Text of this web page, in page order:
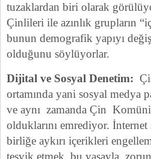
tuzaklardan biri olarak
Çinlileri ile azınlık grupların
bunun demografik yapıyı
olduğunu söylüyorlar.
Dijital ve Sosyal Denetim:
ortamında yani sosyal medya
ve aynı zamanda Çin
olduklarını emrediyor. İnternet
birliğe aykırı içerikleri
teşvik etmek bu yasayla